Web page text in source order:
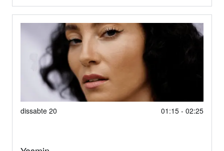
dissabte 20 01:15 - 02:25